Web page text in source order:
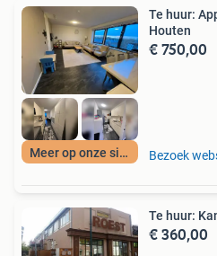
Meer op onze site
Te huur:
Houten
€ 750,00
Bezoek
Te huur:
€ 360,00